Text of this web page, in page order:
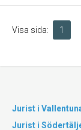
Visa sida: 1
Jurist i
Jurist i